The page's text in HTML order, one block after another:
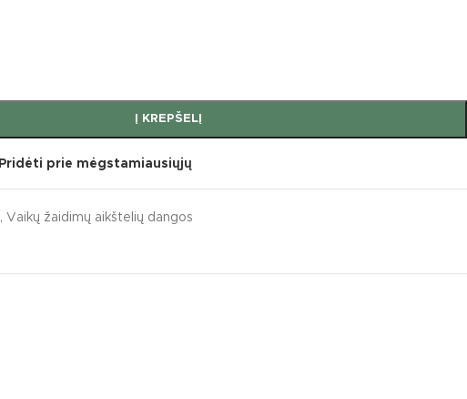
Į KREPŠELĮ
Pridėti prie mėgstamiausiųjų
, Vaikų žaidimų aikštelių dangos